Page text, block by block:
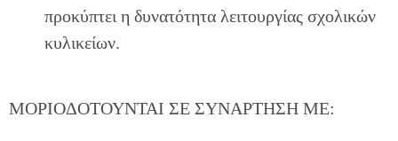
προκύπτει η δυνατότητα λειτουργίας σχολικών
κυλικείων.
ΜΟΡΙΟΔΟΤΟΥΝΤΑΙ ΣΕ ΣΥΝΑΡΤΗΣΗ ΜΕ: